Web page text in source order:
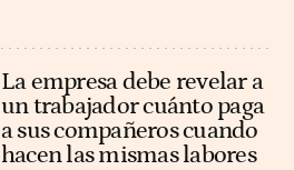
La empresa debe revelar a
un trabajador cuánto paga
a sus compañeros cuando
hacen las mismas labores